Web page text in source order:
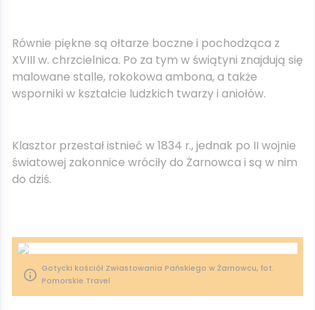
Równie piękne są ołtarze boczne i pochodząca z
XVIII w. chrzcielnica. Po za tym w świątyni znajdują się
malowane stalle, rokokowa ambona, a także
wsporniki w kształcie ludzkich twarzy i aniołów.
Klasztor przestał istnieć w 1834 r., jednak po II wojnie
światowej zakonnice wróciły do Żarnowca i są w nim
do dziś.
Gotycki kościół Zwiastowania Pańskiego w Żarnowcu, fot.
Pomorskie.Travel